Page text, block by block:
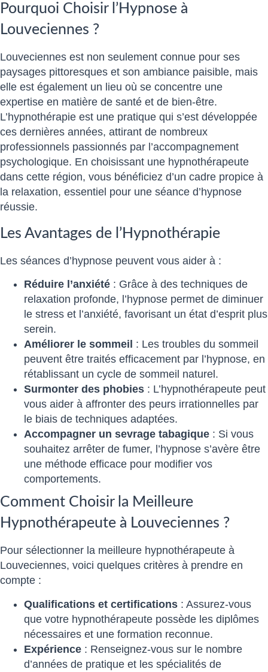
Pourquoi Choisir l’Hypnose à
Louveciennes ?
Louveciennes est non seulement connue pour ses
paysages pittoresques et son ambiance paisible, mais
elle est également un lieu où se concentre une
expertise en matière de santé et de bien-être.
L’hypnothérapie est une pratique qui s’est développée
ces dernières années, attirant de nombreux
professionnels passionnés par l’accompagnement
psychologique. En choisissant une hypnothérapeute
dans cette région, vous bénéficiez d’un cadre propice à
la relaxation, essentiel pour une séance d’hypnose
réussie.
Les Avantages de l’Hypnothérapie
Les séances d’hypnose peuvent vous aider à :
Réduire l’anxiété : Grâce à des techniques de
relaxation profonde, l’hypnose permet de diminuer
le stress et l’anxiété, favorisant un état d’esprit plus
serein.
Améliorer le sommeil : Les troubles du sommeil
peuvent être traités efficacement par l’hypnose, en
rétablissant un cycle de sommeil naturel.
Surmonter des phobies : L’hypnothérapeute peut
vous aider à affronter des peurs irrationnelles par
le biais de techniques adaptées.
Accompagner un sevrage tabagique : Si vous
souhaitez arrêter de fumer, l’hypnose s’avère être
une méthode efficace pour modifier vos
comportements.
Comment Choisir la Meilleure
Hypnothérapeute à Louveciennes ?
Pour sélectionner la meilleure hypnothérapeute à
Louveciennes, voici quelques critères à prendre en
compte :
Qualifications et certifications : Assurez-vous
que votre hypnothérapeute possède les diplômes
nécessaires et une formation reconnue.
Expérience : Renseignez-vous sur le nombre
d’années de pratique et les spécialités de